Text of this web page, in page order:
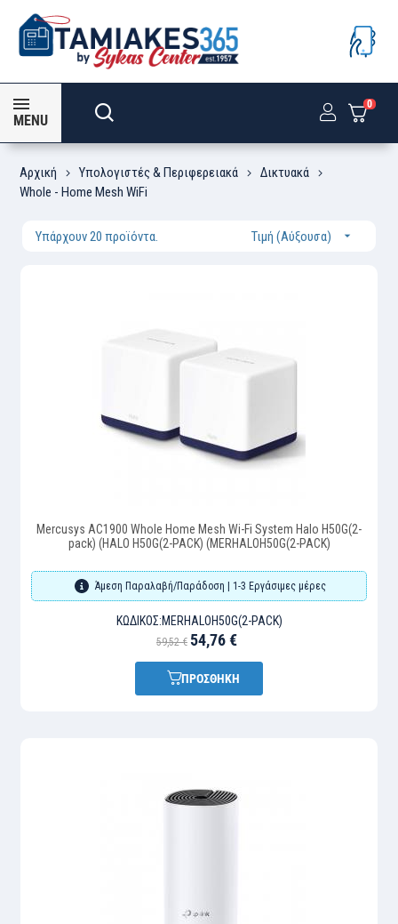
MENU
0
Αρχική Υπολογιστές & Περιφερειακά
Δικτυακά
Whole - Home Mesh WiFi
Υπάρχουν 20 προϊόντα. Τιμή (Αύξουσα) 
Mercusys AC1900 Whole Home Mesh Wi-Fi System Halo H50G(2-
pack) (HALO H50G(2-PACK) (MERHALOH50G(2-PACK)
Άμεση Παραλαβή/Παράδοση | 1-3 Εργάσιμες μέρες
ΚΩΔΙΚΌΣ:MERHALOH50G(2-PACK)
59,52 € 54,76 €
ΠΡΟΣΘΗΚΗ